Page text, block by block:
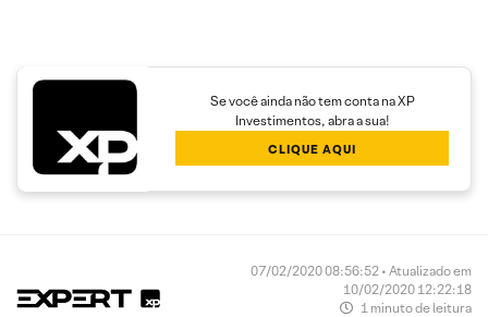
Se você ainda não tem conta na XP
Investimentos, abra a sua!
CLIQUE AQUI
07/02/2020 08:56:52 • Atualizado em
10/02/2020 12:22:18
1 minuto de leitura